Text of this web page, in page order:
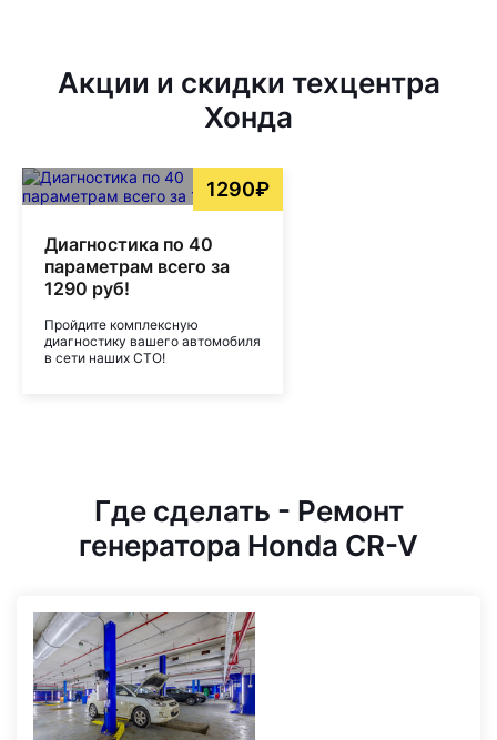
Акции и скидки техцентра
Хонда
1290₽
Диагностика по 40
параметрам всего за
1290 руб!
Пройдите комплексную
диагностику вашего автомобиля
в сети наших СТО!
Где сделать - Ремонт
генератора Honda CR-V